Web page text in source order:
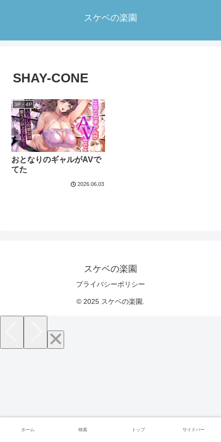
スケベの楽園
SHAY-CONE
3P・4P
おとなりのギャルがAVで
てた
2026.06.03
スケベの楽園
プライバシーポリシー
© 2025 スケベの楽園.
ホーム 検索 トップ サイドバー